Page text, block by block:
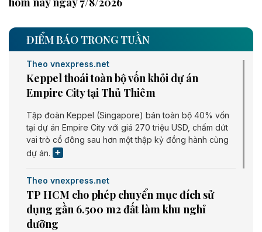
ĐIỂM BÁO TRONG TUẦN
Theo vnexpress.net
Keppel thoái toàn bộ vốn khỏi dự án
Empire City tại Thủ Thiêm
Tập đoàn Keppel (Singapore) bán toàn bộ 40% vốn
tại dự án Empire City với giá 270 triệu USD, chấm dứt
vai trò cổ đông sau hơn một thập kỷ đồng hành cùng
dự án.
Theo vnexpress.net
TP HCM cho phép chuyển mục đích sử
dụng gần 6.500 m2 đất làm khu nghỉ
dưỡng